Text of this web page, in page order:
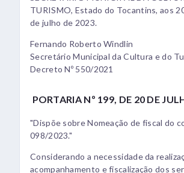
TURISMO, Estado do Tocantins, aos
de julho de 2023.
Fernando Roberto Windlin
Secretário Municipal da Cultura e do
Decreto Nº 550/2021
PORTARIA Nº 199, DE 20 DE
"Dispõe sobre Nomeação de fiscal do
098/2023."
Considerando a necessidade da
acompanhamento e fiscalização dos